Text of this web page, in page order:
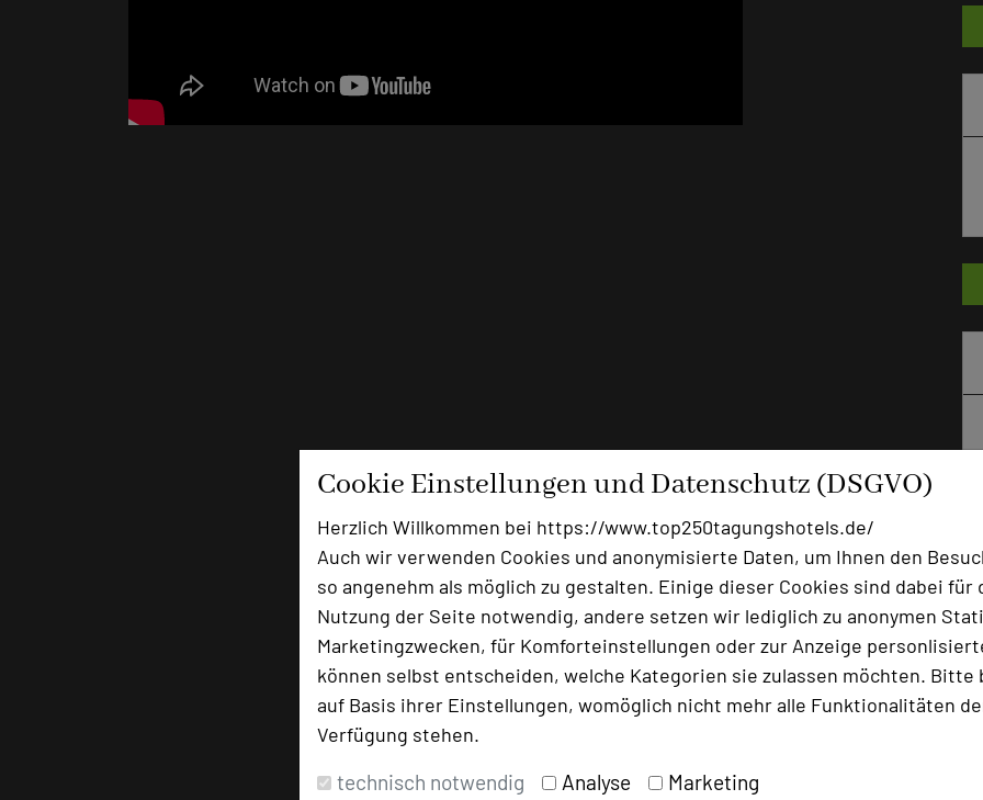
Cookie Einstellungen und Datenschutz (DSGVO)
Herzlich Willkommen bei https://www.top250tagungshotels.de/
Auch wir verwenden Cookies und anonymisierte Daten, um Ihnen den
so angenehm als möglich zu gestalten. Einige dieser Cookies sind dabei für
Nutzung der Seite notwendig, andere setzen wir lediglich zu anonymen
Marketingzwecken, für Komforteinstellungen oder zur Anzeige
können selbst entscheiden, welche Kategorien sie zulassen möchten. Bitte
auf Basis ihrer Einstellungen, womöglich nicht mehr alle Funktionalitäten
Verfügung stehen.
technisch notwendig Analyse Marketing